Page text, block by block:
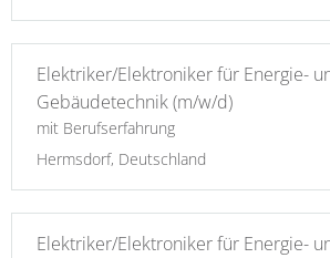
Elektriker/Elektroniker für Energie-
Gebäudetechnik (m/w/d)
mit Berufserfahrung
Hermsdorf, Deutschland
Elektriker/Elektroniker für Energie-